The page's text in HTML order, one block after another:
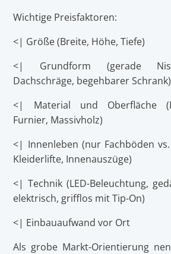
Wichtige Preisfaktoren:
<| Größe (Breite, Höhe, Tiefe)
<| Grundform (gerade
Dachschräge, begehbarer Schrank)
<| Material und Oberfläche
Furnier, Massivholz)
<| Innenleben (nur Fachböden
Kleiderlifte, Innenauszüge)
<| Technik (LED-Beleuchtung,
elektrisch, grifflos mit Tip-On)
<| Einbauaufwand vor Ort
Als grobe Markt-Orientierung